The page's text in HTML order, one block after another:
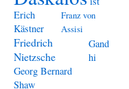
Erich
Kästner
Franz von
Assisi
Friedrich
Nietzsche
Gand
hi
Georg Bernard
Shaw